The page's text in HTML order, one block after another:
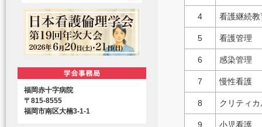
福岡赤十字病院
〒815-8555
福岡市南区大楠3-1-1
4 看護継続教
5 看護管理
6 感染管理
7 慢性看護
8 クリティ
9 小児看護